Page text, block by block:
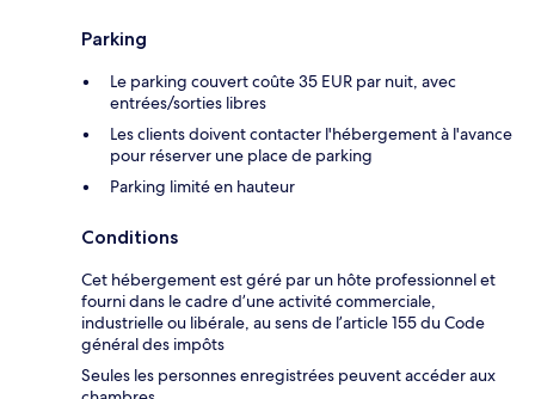
Parking
Le parking couvert coûte 35 EUR par nuit, avec
entrées/sorties libres
Les clients doivent contacter l'hébergement à l'avance
pour réserver une place de parking
Parking limité en hauteur
Conditions
Cet hébergement est géré par un hôte professionnel et
fourni dans le cadre d’une activité commerciale,
industrielle ou libérale, au sens de l’article 155 du Code
général des impôts
Seules les personnes enregistrées peuvent accéder aux